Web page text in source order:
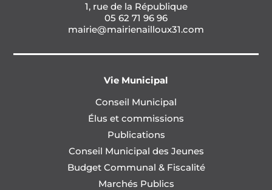
1, rue de la République
05 62 71 96 96
mairie@mairienailloux31.com
Vie Municipal
Conseil Municipal
Élus et commissions
Publications
Conseil Municipal des Jeunes
Budget Communal & Fiscalité
Marchés Publics